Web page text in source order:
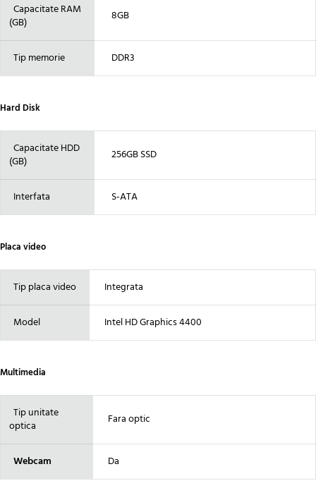
Capacitate RAM
(GB)
8GB
Tip memorie DDR3
Hard Disk
Capacitate HDD
(GB)
256GB SSD
Interfata S-ATA
Placa video
Tip placa video Integrata
Model Intel HD Graphics 4400
Multimedia
Tip unitate
optica
Fara optic
Webcam Da